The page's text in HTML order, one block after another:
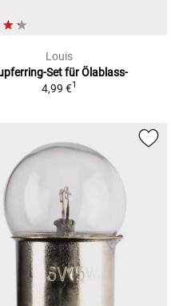
Louis
Set für Ölablass-
4,99 €1